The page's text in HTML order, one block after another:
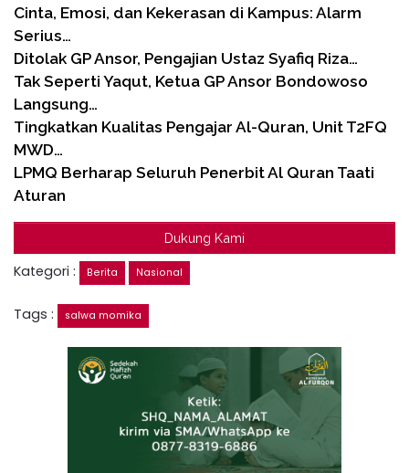
Cinta, Emosi, dan Kekerasan di Kampus: Alarm
Serius…
Ditolak GP Ansor, Pengajian Ustaz Syafiq Riza…
Tak Seperti Yaqut, Ketua GP Ansor Bondowoso
Langsung…
Tingkatkan Kualitas Pengajar Al-Quran, Unit T2FQ
MWD…
LPMQ Berharap Seluruh Penerbit Al Quran Taati
Aturan
Dukung Kami
Kategori : Berita Nasional
Tags : salwa momika